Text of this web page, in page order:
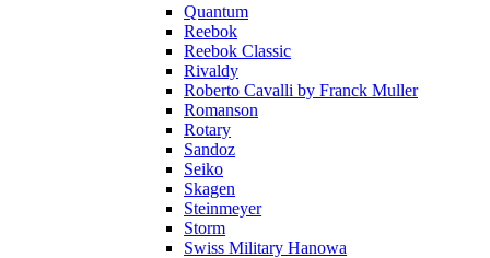
Quantum
Reebok
Reebok Classic
Rivaldy
Roberto Cavalli by Franck Muller
Romanson
Rotary
Sandoz
Seiko
Skagen
Steinmeyer
Storm
Swiss Military Hanowa